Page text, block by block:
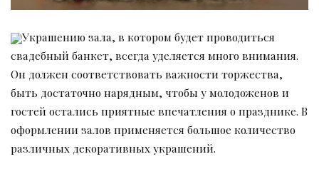
Украшению зала, в котором будет проводиться
свадебный банкет, всегда уделяется много внимания.
Он должен соответствовать важности торжества,
быть достаточно нарядным, чтобы у молодоженов и
гостей остались приятные впечатления о празднике. В
оформлении залов применяется большое количество
различных декоративных украшений.